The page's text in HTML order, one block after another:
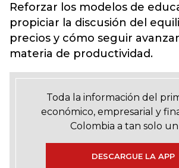
Reforzar los modelos de
propiciar la discusión del
precios y cómo seguir
materia de productividad.
Toda la información del
económico, empresarial y
Colombia a tan solo
DESCARGUE LA APP